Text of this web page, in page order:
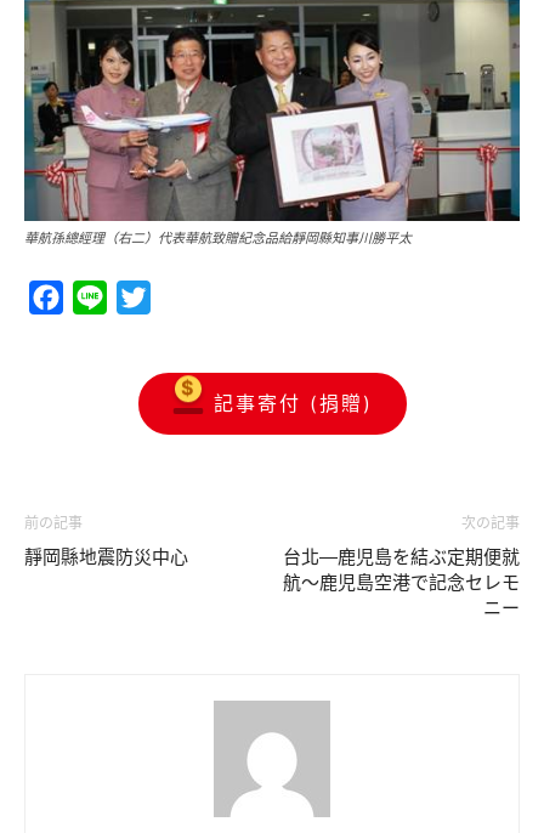
華航孫總經理（右二）代表華航致贈紀念品給靜岡縣知事川勝平太
Facebook
Line
記事寄付 (捐贈)
前の記事
靜岡縣地震防災中心
次の記事
台北―鹿児島を結ぶ定期便就
航〜鹿児島空港で記念セレモ
ニー